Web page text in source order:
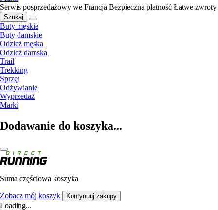
Serwis posprzedażowy we Francja Bezpieczna płatność Łatwe zwroty
Szukaj
Buty męskie
Buty damskie
Odzież męska
Odzież damska
Trail
Trekking
Sprzęt
Odżywianie
Wyprzedaż
Marki
Dodawanie do koszyka...
Suma częściowa koszyka
Zobacz mój koszyk Kontynuuj zakupy
Loading...